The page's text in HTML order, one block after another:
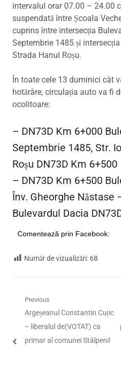
intervalul orar 07.00 – 24.00
suspendată între Școala
cuprins între intersecția
Septembrie 1485 și
Strada Hanul Roșu.
În toate cele 13 duminici cât
hotărâre, circulația auto va fi
ocolitoare:
– DN73D Km 6+000
Septembrie 1485, Str.
Roșu DN73D Km 6+500
– DN73D Km 6+500
Înv. Gheorghe Năstase
Bulevardul Dacia
Comentează prin Facebook:
Număr de vizualizări: 68
Navigare
articole
Previous
Previous
post:
Argeșeanul Constantin Cuțic
– liberalul de(VOTAT) ca
primar al comunei Stâlpeni!